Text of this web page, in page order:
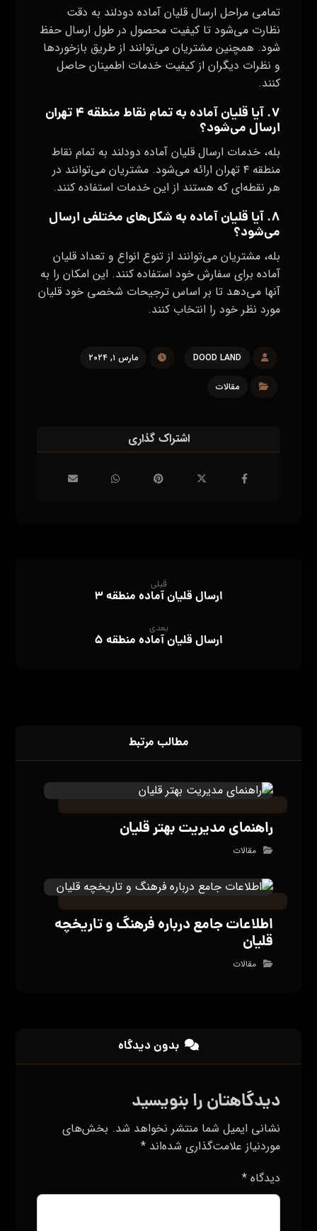
تمامی مراحل ارسال قلیان آماده دودلند به دقت
نظارت می‌شود تا کیفیت محصول در طول ارسال حفظ
شود. همچنین مشتریان می‌توانند از طریق بازخوردها
و نظرات دیگران از کیفیت خدمات اطمینان حاصل
کنند.
۷. آیا قلیان آماده به تمام نقاط منطقه ۴ تهران
ارسال می‌شود؟
بله، خدمات ارسال قلیان آماده دودلند به تمام نقاط
منطقه ۴ تهران ارائه می‌شود. مشتریان می‌توانند در
هر نقطه‌ای که هستند از این خدمات استفاده کنند.
۸. آیا قلیان آماده به شکل‌های مختلفی ارسال
می‌شود؟
بله، مشتریان می‌توانند از تنوع انواع و تعداد قلیان
آماده برای سفارش خود استفاده کنند. این امکان را به
آنها می‌دهد تا بر اساس ترجیحات شخصی خود قلیان
مورد نظر خود را انتخاب کنند.
DOOD LAND مارس ۱, ۲۰۲۴
مقالات
قبلی
ارسال قلیان آماده منطقه ۳
بعدی
ارسال قلیان آماده منطقه ۵
مطالب مرتبط
راهنمای مدیریت بهتر قلیان
مقالات
اطلاعات جامع درباره فرهنگ و تاریخچه
قلیان
مقالات
بدون دیدگاه
دیدگاهتان را بنویسید
نشانی ایمیل شما منتشر نخواهد شد. بخش‌های
موردنیاز علامت‌گذاری شده‌اند*
دیدگاه*